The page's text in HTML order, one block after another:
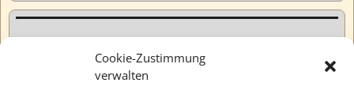
Cookie-Zustimmung
verwalten